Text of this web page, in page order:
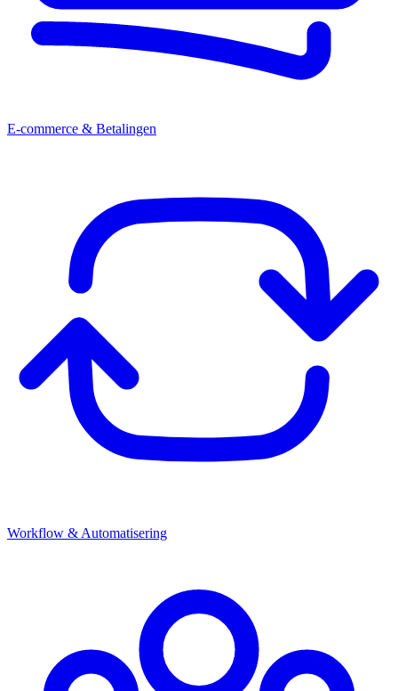
E-commerce & Betalingen
Workflow & Automatisering